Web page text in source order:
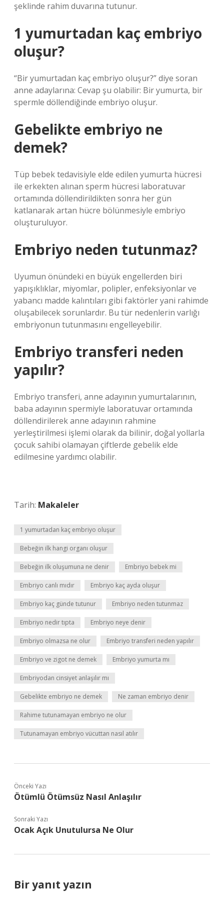
şeklinde rahim duvarına tutunur.
1 yumurtadan kaç embriyo
oluşur?
“Bir yumurtadan kaç embriyo oluşur?” diye soran
anne adaylarına: Cevap şu olabilir: Bir yumurta, bir
spermle döllendiğinde embriyo oluşur.
Gebelikte embriyo ne
demek?
Tüp bebek tedavisiyle elde edilen yumurta hücresi
ile erkekten alınan sperm hücresi laboratuvar
ortamında döllendirildikten sonra her gün
katlanarak artan hücre bölünmesiyle embriyo
oluşturuluyor.
Embriyo neden tutunmaz?
Uyumun önündeki en büyük engellerden biri
yapışıklıklar, miyomlar, polipler, enfeksiyonlar ve
yabancı madde kalıntıları gibi faktörler yani rahimde
oluşabilecek sorunlardır. Bu tür nedenlerin varlığı
embriyonun tutunmasını engelleyebilir.
Embriyo transferi neden
yapılır?
Embriyo transferi, anne adayının yumurtalarının,
baba adayının spermiyle laboratuvar ortamında
döllendirilerek anne adayının rahmine
yerleştirilmesi işlemi olarak da bilinir, doğal yollarla
çocuk sahibi olamayan çiftlerde gebelik elde
edilmesine yardımcı olabilir.
Tarih: Makaleler
1 yumurtadan kaç embriyo oluşur
Bebeğin ilk hangi organı oluşur
Bebeğin ilk oluşumuna ne denir Embriyo bebek mi
Embriyo canlı mıdır Embriyo kaç ayda oluşur
Embriyo kaç günde tutunur Embriyo neden tutunmaz
Embriyo nedir tıpta Embriyo neye denir
Embriyo olmazsa ne olur Embriyo transferi neden yapılır
Embriyo ve zigot ne demek Embriyo yumurta mı
Embriyodan cinsiyet anlaşılır mı
Gebelikte embriyo ne demek Ne zaman embriyo denir
Rahime tutunamayan embriyo ne olur
Tutunamayan embriyo vücuttan nasıl atılır
Önceki Yazı
Ötümlü Ötümsüz Nasıl Anlaşılır
Sonraki Yazı
Ocak Açık Unutulursa Ne Olur
Bir yanıt yazın